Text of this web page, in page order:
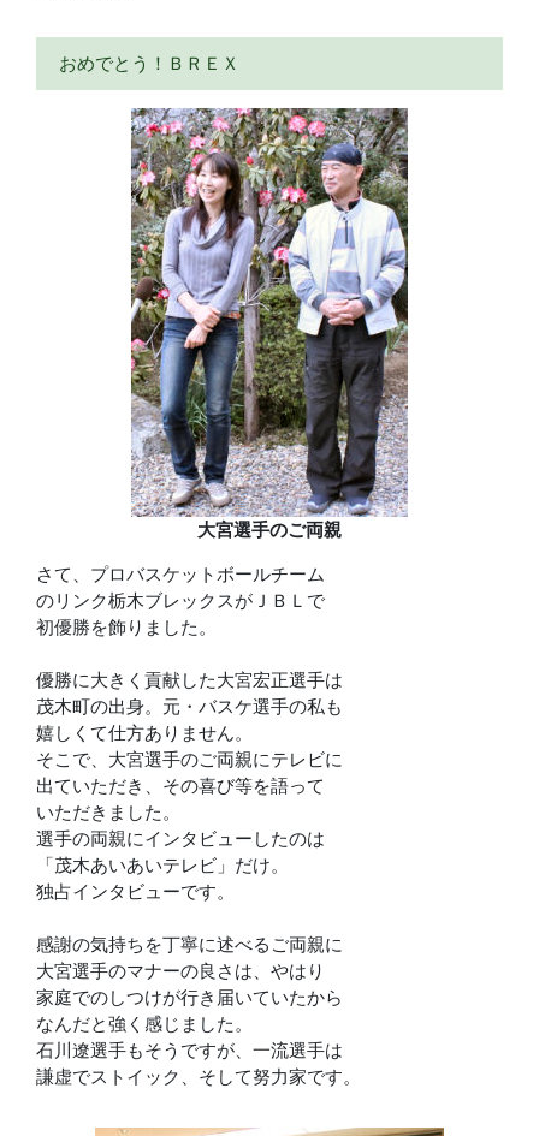
おめでとう！ＢＲＥＸ
大宮選手のご両親
さて、プロバスケットボールチーム
のリンク栃木ブレックスがＪＢＬで
初優勝を飾りました。
優勝に大きく貢献した大宮宏正選手は
茂木町の出身。元・バスケ選手の私も
嬉しくて仕方ありません。
そこで、大宮選手のご両親にテレビに
出ていただき、その喜び等を語って
いただきました。
選手の両親にインタビューしたのは
「茂木あいあいテレビ」だけ。
独占インタビューです。
感謝の気持ちを丁寧に述べるご両親に
大宮選手のマナーの良さは、やはり
家庭でのしつけが行き届いていたから
なんだと強く感じました。
石川遼選手もそうですが、一流選手は
謙虚でストイック、そして努力家です。